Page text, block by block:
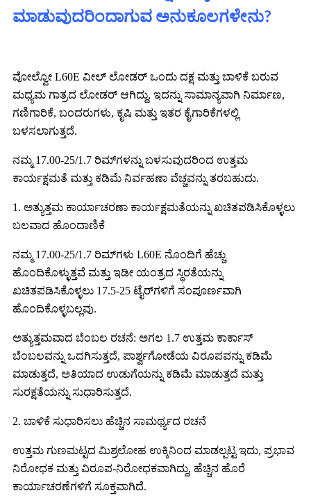
ಮಾಡುವುದರಿಂದಾಗುವ ಅನುಕೂಲಗಳೇನು?
ವೋಲ್ವೋ L60E ವೀಲ್ ಲೋಡರ್ ಒಂದು ದಕ್ಷ ಮತ್ತು ಬಾಳಿಕೆ ಬರುವ
ಮಧ್ಯಮ ಗಾತ್ರದ ಲೋಡರ್ ಆಗಿದ್ದು, ಇದನ್ನು ಸಾಮಾನ್ಯವಾಗಿ ನಿರ್ಮಾಣ,
ಗಣಿಗಾರಿಕೆ, ಬಂದರುಗಳು, ಕೃಷಿ ಮತ್ತು ಇತರ ಕೈಗಾರಿಕೆಗಳಲ್ಲಿ
ಬಳಸಲಾಗುತ್ತದೆ.
ನಮ್ಮ 17.00-25/1.7 ರಿಮ್‌ಗಳನ್ನು ಬಳಸುವುದರಿಂದ ಉತ್ತಮ
ಕಾರ್ಯಕ್ಷಮತೆ ಮತ್ತು ಕಡಿಮೆ ನಿರ್ವಹಣಾ ವೆಚ್ಚವನ್ನು ತರಬಹುದು.
1. ಅತ್ಯುತ್ತಮ ಕಾರ್ಯಾಚರಣಾ ಕಾರ್ಯಕ್ಷಮತೆಯನ್ನು ಖಚಿತಪಡಿಸಿಕೊಳ್ಳಲು
ಬಲವಾದ ಹೊಂದಾಣಿಕೆ
ನಮ್ಮ 17.00-25/1.7 ರಿಮ್‌ಗಳು L60E ನೊಂದಿಗೆ ಹೆಚ್ಚು
ಹೊಂದಿಕೊಳ್ಳುತ್ತವೆ ಮತ್ತು ಇಡೀ ಯಂತ್ರದ ಸ್ಥಿರತೆಯನ್ನು
ಖಚಿತಪಡಿಸಿಕೊಳ್ಳಲು 17.5-25 ಟೈರ್‌ಗಳಿಗೆ ಸಂಪೂರ್ಣವಾಗಿ
ಹೊಂದಿಕೊಳ್ಳಬಲ್ಲವು.
ಅತ್ಯುತ್ತಮವಾದ ಬೆಂಬಲ ರಚನೆ: ಅಗಲ 1.7 ಉತ್ತಮ ಕಾರ್ಕಾಸ್
ಬೆಂಬಲವನ್ನು ಒದಗಿಸುತ್ತದೆ, ಪಾರ್ಶ್ವಗೋಡೆಯ ವಿರೂಪವನ್ನು ಕಡಿಮೆ
ಮಾಡುತ್ತದೆ, ಅತಿಯಾದ ಉಡುಗೆಯನ್ನು ಕಡಿಮೆ ಮಾಡುತ್ತದೆ ಮತ್ತು
ಸುರಕ್ಷತೆಯನ್ನು ಸುಧಾರಿಸುತ್ತದೆ.
2. ಬಾಳಿಕೆ ಸುಧಾರಿಸಲು ಹೆಚ್ಚಿನ ಸಾಮರ್ಥ್ಯದ ರಚನೆ
ಉತ್ತಮ ಗುಣಮಟ್ಟದ ಮಿಶ್ರಲೋಹ ಉಕ್ಕಿನಿಂದ ಮಾಡಲ್ಪಟ್ಟ ಇದು, ಪ್ರಭಾವ
ನಿರೋಧಕ ಮತ್ತು ವಿರೂಪ-ನಿರೋಧಕವಾಗಿದ್ದು, ಹೆಚ್ಚಿನ ಹೊರೆ
ಕಾರ್ಯಾಚರಣೆಗಳಿಗೆ ಸೂಕ್ತವಾಗಿದೆ.